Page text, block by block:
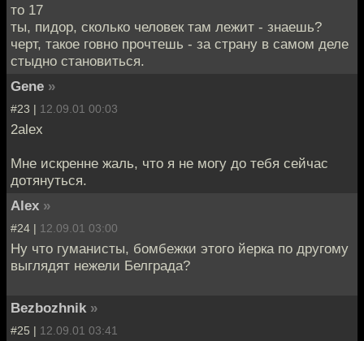
то 17
ты, пидор, сколько человек там лежит - знаешь?
черт, такое говно прочтешь - за страну в самом деле
стыдно становиться.
Gene »
#23 | 12.09.01 00:03
2alex
Мне искренне жаль, что я не могу до тебя сейчас
дотянуться.
Alex »
#24 | 12.09.01 03:00
Ну что гуманисты, бомбежки этого йерка по другому
выглядят нежели Белграда?
Bezbozhnik »
#25 | 12.09.01 03:41